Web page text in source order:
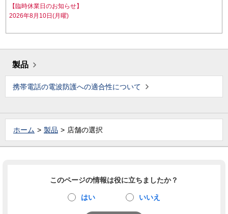
【臨時休業日のお知らせ】
2026年8月10日(月曜)
製品
携帯電話の電波防護への適合性について
ホーム 製品 店舗の選択
このページの情報は役に立ちましたか？
はい いいえ